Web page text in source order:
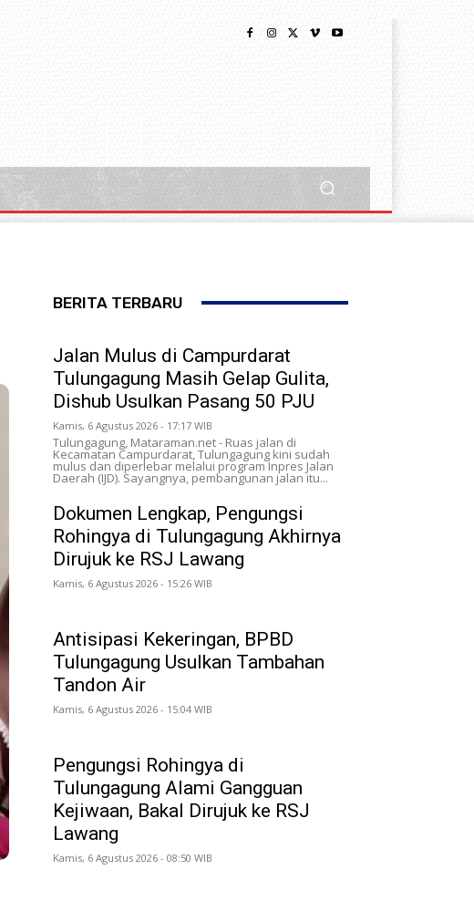
BERITA TERBARU
Jalan Mulus di Campurdarat
Tulungagung Masih Gelap Gulita,
Dishub Usulkan Pasang 50 PJU
Kamis, 6 Agustus 2026 - 17:17 WIB
Tulungagung, Mataraman.net - Ruas jalan di
Kecamatan Campurdarat, Tulungagung kini sudah
mulus dan diperlebar melalui program Inpres Jalan
Daerah (IJD). Sayangnya, pembangunan jalan itu...
Dokumen Lengkap, Pengungsi
Rohingya di Tulungagung Akhirnya
Dirujuk ke RSJ Lawang
Kamis, 6 Agustus 2026 - 15:26 WIB
Antisipasi Kekeringan, BPBD
Tulungagung Usulkan Tambahan
Tandon Air
Kamis, 6 Agustus 2026 - 15:04 WIB
Pengungsi Rohingya di
Tulungagung Alami Gangguan
Kejiwaan, Bakal Dirujuk ke RSJ
Lawang
Kamis, 6 Agustus 2026 - 08:50 WIB